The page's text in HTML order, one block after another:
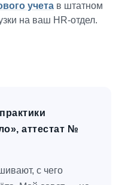
учета в штатном
на ваш HR-отдел.
аттестат №
с чего